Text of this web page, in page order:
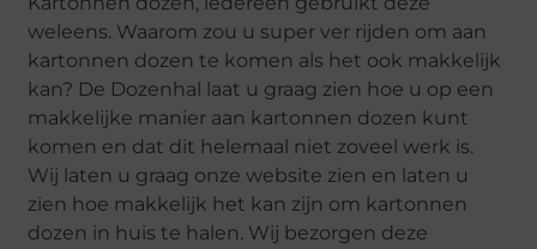
weleens. Waarom zou u super ver rijden om aan
kartonnen dozen te komen als het ook makkelijk
kan? De Dozenhal laat u graag zien hoe u op een
makkelijke manier aan kartonnen dozen kunt
komen en dat dit helemaal niet zoveel werk is.
Wij laten u graag onze website zien en laten u
zien hoe makkelijk het kan zijn om kartonnen
dozen in huis te halen. Wij bezorgen deze